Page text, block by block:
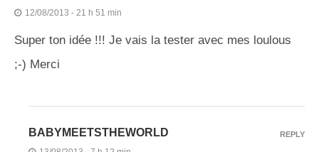
12/08/2013 - 21 h 51 min
Super ton idée !!! Je vais la tester avec mes loulous
;-) Merci
BABYMEETSTHEWORLD REPLY